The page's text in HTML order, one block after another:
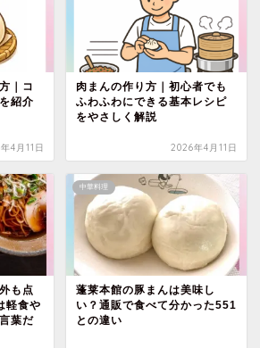
｜コ
紹介
4月11日
肉まんの作り方｜初心者でも
ふわふわにできる基本レシピ
をやさしく解説
2026年4月11日
も点
軽食や
葉だ
中華料理
蓬莱本館の豚まんは美味し
い？通販で食べて分かった551
との違い